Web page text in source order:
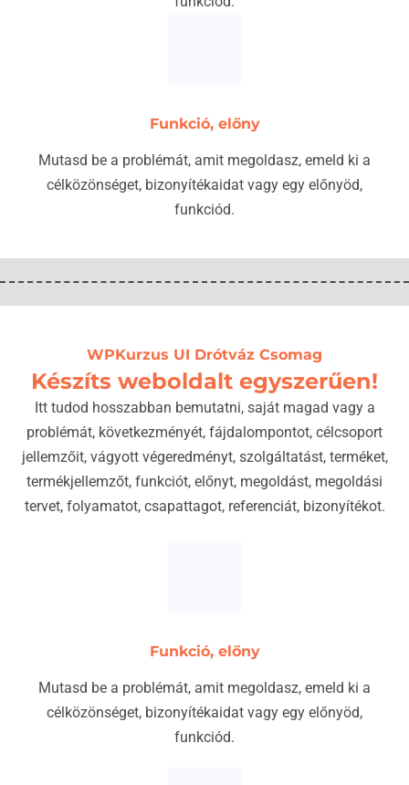
Funkció, előny
Mutasd be a problémát, amit megoldasz, emeld ki a
célközönséget, bizonyítékaidat vagy egy előnyöd,
funkciód.
WPKurzus UI Drótváz Csomag
Készíts weboldalt egyszerűen!
Itt tudod hosszabban bemutatni, saját magad vagy a
problémát, következményét, fájdalompontot, célcsoport
jellemzőit, vágyott végeredményt, szolgáltatást, terméket,
termékjellemzőt, funkciót, előnyt, megoldást, megoldási
tervet, folyamatot, csapattagot, referenciát, bizonyítékot.
Funkció, előny
Mutasd be a problémát, amit megoldasz, emeld ki a
célközönséget, bizonyítékaidat vagy egy előnyöd,
funkciód.